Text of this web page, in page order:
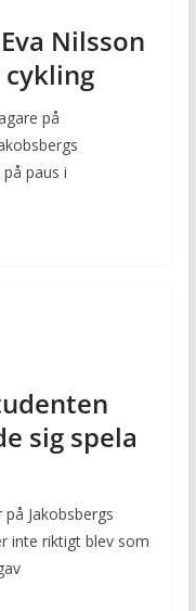
Nilsson
på
paus i
sig spela
Jakobsbergs
inte riktigt blev som